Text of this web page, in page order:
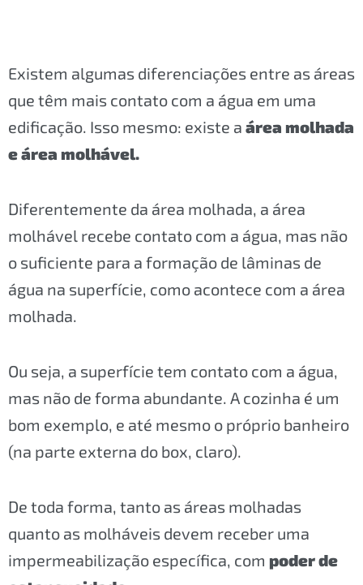
Existem algumas diferenciações entre as áreas
que têm mais contato com a água em uma
edificação. Isso mesmo: existe a área molhada
e área molhável.
Diferentemente da área molhada, a área
molhável recebe contato com a água, mas não
o suficiente para a formação de lâminas de
água na superfície, como acontece com a área
molhada.
Ou seja, a superfície tem contato com a água,
mas não de forma abundante. A cozinha é um
bom exemplo, e até mesmo o próprio banheiro
(na parte externa do box, claro).
De toda forma, tanto as áreas molhadas
quanto as molháveis devem receber uma
impermeabilização específica, com poder de